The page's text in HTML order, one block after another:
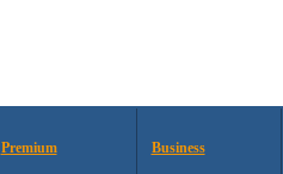
Premium Business